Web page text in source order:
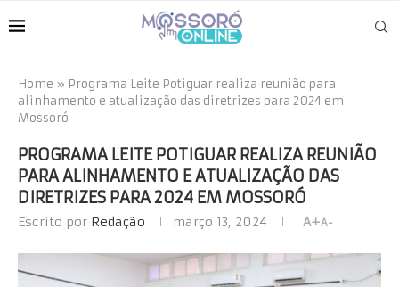
Home » Programa Leite Potiguar realiza reunião para
alinhamento e atualização das diretrizes para 2024 em
Mossoró
PROGRAMA LEITE POTIGUAR REALIZA REUNIÃO
PARA ALINHAMENTO E ATUALIZAÇÃO DAS
DIRETRIZES PARA 2024 EM MOSSORÓ
Escrito por Redação março 13, 2024 A+A-